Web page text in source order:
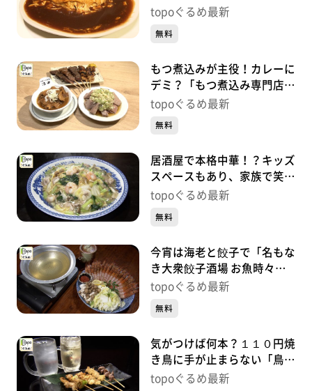
「喫茶エルベ」（青葉区一番
topoぐるめ最新
無料
もつ煮込みが主役！カレーに
デミ？「もつ煮込み専門店沼
田 仙台駅前店」（青葉区中
topoぐるめ最新
無料
居酒屋で本格中華！？キッズ
スペースもあり、家族で笑顔
「居酒屋 風花」（泉区泉中
topoぐるめ最新
無料
今宵は海老と餃子で「名もな
き大衆餃子酒場 お魚時々日
本酒 泉中央店」（泉区泉中
topoぐるめ最新
無料
気がつけば何本？１１０円焼
き鳥に手が止まらない「鳥馬
商店 泉中央店」（泉区泉中
topoぐるめ最新